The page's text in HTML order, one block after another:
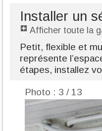
Installer un
Afficher toute la
Petit, flexible et
représente
étapes, installez
Photo : 3 / 13